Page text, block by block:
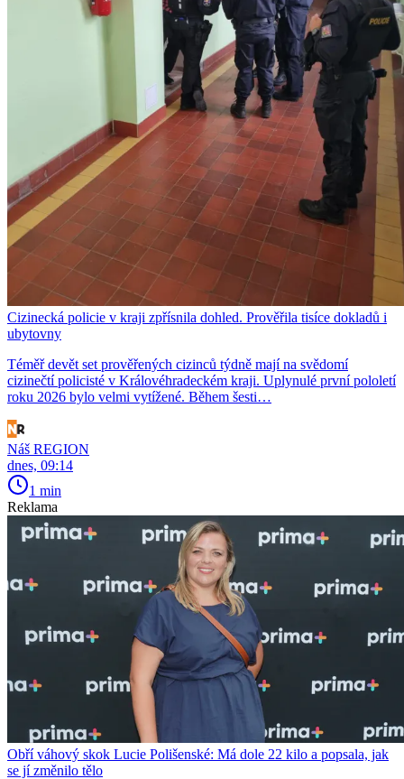
Cizinecká policie v kraji zpřísnila dohled. Prověřila tisíce dokladů i
ubytovny
Téměř devět set prověřených cizinců týdně mají na svědomí
cizinečtí policisté v Královéhradeckém kraji. Uplynulé první pololetí
roku 2026 bylo velmi vytížené. Během šesti…
Náš REGION
dnes, 09:14
1 min
Reklama
Obří váhový skok Lucie Polišenské: Má dole 22 kilo a popsala, jak
se jí změnilo tělo